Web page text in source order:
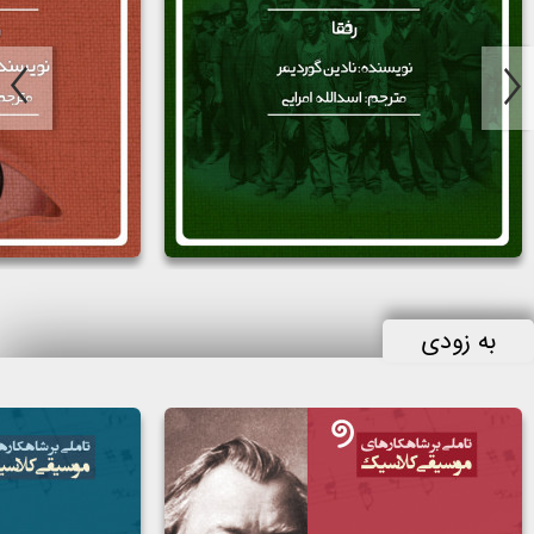
رفقا
مولف:نادین گوردیمر
گوینده:محبوبه زرکش
نگاه خیره
به زودی